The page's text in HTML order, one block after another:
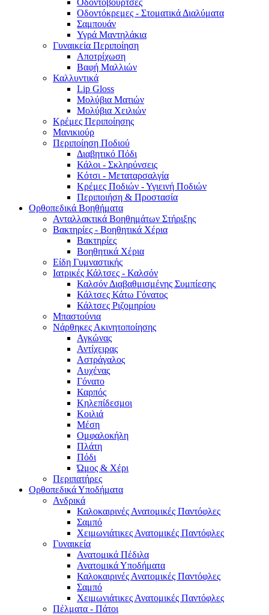
Οδοντόβουρτσες
Οδοντόκρεμες - Στοματικά Διαλύματα
Σαμπουάν
Υγρά Μαντηλάκια
Γυναικεία Περιποίηση
Αποτρίχωση
Βαφή Μαλλιών
Καλλυντικά
Lip Gloss
Μολύβια Ματιών
Μολύβια Χειλιών
Κρέμες Περιποίησης
Μανικιούρ
Περιποίηση Ποδιού
Διαβητικό Πόδι
Κάλοι - Σκληρύνσεις
Κότσι - Μεταταρσαλγία
Κρέμες Ποδιών - Υγιεινή Ποδιών
Περιποιήση & Προστασία
Ορθοπεδικά Βοηθήματα
Ανταλλακτικά Βοηθημάτων Στήριξης
Βακτηρίες - Βοηθητικά Χέρια
Βακτηρίες
Βοηθητικά Χέρια
Είδη Γυμναστικής
Ιατρικές Κάλτσες - Καλσόν
Καλσόν Διαβαθμισμένης Συμπίεσης
Κάλτσες Κάτω Γόνατος
Κάλτσες Ριζομηρίου
Μπαστούνια
Νάρθηκες Ακινητοποίησης
Αγκώνας
Αντίχειρας
Αστράγαλος
Αυχένας
Γόνατο
Καρπός
Κηλεπίδεσμοι
Κοιλιά
Μέση
Ομφαλοκήλη
Πλάτη
Πόδι
Ώμος & Χέρι
Περιπατήρες
Ορθοπεδικά Υποδήματα
Ανδρικά
Καλοκαιρινές Ανατομικές Παντόφλες
Σαμπό
Χειμωνιάτικες Ανατομικές Παντόφλες
Γυναικεία
Ανατομικά Πέδιλα
Ανατομικά Υποδήματα
Καλοκαιρινές Ανατομικές Παντόφλες
Σαμπό
Χειμωνιάτικες Ανατομικές Παντόφλες
Πέλματα - Πάτοι